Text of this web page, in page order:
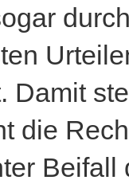
Damit
die